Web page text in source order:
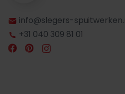
info@slegers-
+31 040 309 81 01